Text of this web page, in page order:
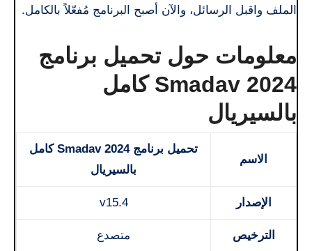
الملف واقبل الرسائل، والآن أصبح البرنامج مُفعّلاً بالكامل.
معلومات حول تحميل برنامج
Smadav 2024 كامل
بالسيريال
الاسم
تحميل برنامج Smadav 2024 كامل
بالسيريال
الإصدار v15.4
الترخيص متصدع